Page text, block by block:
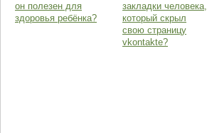
он полезен для
здоровья ребёнка?
закладки человека,
который скрыл
свою страницу
vkontakte?